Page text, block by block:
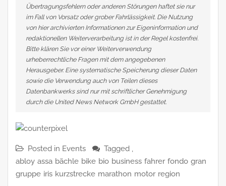
Übertragungsfehlern oder anderen Störungen haftet sie nur
im Fall von Vorsatz oder grober Fahrlässigkeit. Die Nutzung
von hier archivierten Informationen zur Eigeninformation und
redaktionellen Weiterverarbeitung ist in der Regel kostenfrei.
Bitte klären Sie vor einer Weiterverwendung
urheberrechtliche Fragen mit dem angegebenen
Herausgeber. Eine systematische Speicherung dieser Daten
sowie die Verwendung auch von Teilen dieses
Datenbankwerks sind nur mit schriftlicher Genehmigung
durch die United News Network GmbH gestattet.
Posted in Events
Tagged ,
abloy assa bächle bike bio business fahrer fondo gran
gruppe iris kurzstrecke marathon motor region